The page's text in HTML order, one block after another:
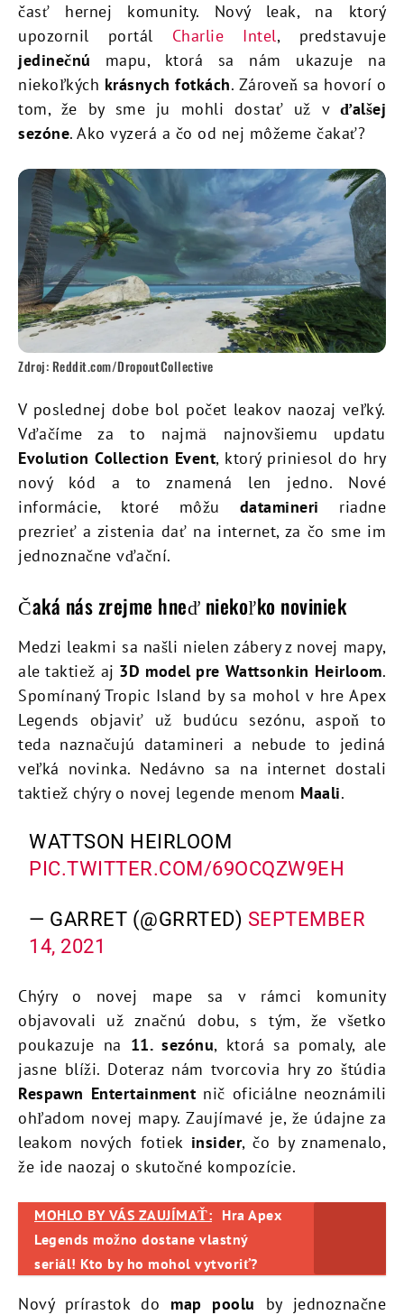
časť hernej komunity. Nový leak, na ktorý
upozornil portál Charlie Intel, predstavuje
jedinečnú mapu, ktorá sa nám ukazuje na
niekoľkých krásnych fotkách. Zároveň sa hovorí o
tom, že by sme ju mohli dostať už v ďalšej
sezóne. Ako vyzerá a čo od nej môžeme čakať?
Zdroj: Reddit.com/DropoutCollective
V poslednej dobe bol počet leakov naozaj veľký.
Vďačíme za to najmä najnovšiemu updatu
Evolution Collection Event, ktorý priniesol do hry
nový kód a to znamená len jedno. Nové
informácie, ktoré môžu datamineri riadne
prezrieť a zistenia dať na internet, za čo sme im
jednoznačne vďační.
Čaká nás zrejme hneď niekoľko noviniek
Medzi leakmi sa našli nielen zábery z novej mapy,
ale taktiež aj 3D model pre Wattsonkin Heirloom.
Spomínaný Tropic Island by sa mohol v hre Apex
Legends objaviť už budúcu sezónu, aspoň to
teda naznačujú datamineri a nebude to jediná
veľká novinka. Nedávno sa na internet dostali
taktiež chýry o novej legende menom Maali.
WATTSON HEIRLOOM
PIC.TWITTER.COM/69OCQZW9EH
— GARRET (@GRRTED) SEPTEMBER
14, 2021
Chýry o novej mape sa v rámci komunity
objavovali už značnú dobu, s tým, že všetko
poukazuje na 11. sezónu, ktorá sa pomaly, ale
jasne blíži. Doteraz nám tvorcovia hry zo štúdia
Respawn Entertainment nič oficiálne neoznámili
ohľadom novej mapy. Zaujímavé je, že údajne za
leakom nových fotiek insider, čo by znamenalo,
že ide naozaj o skutočné kompozície.
MOHLO BY VÁS ZAUJÍMAŤ: Hra Apex
Legends možno dostane vlastný
seriál! Kto by ho mohol vytvoriť?
Nový prírastok do map poolu by jednoznačne